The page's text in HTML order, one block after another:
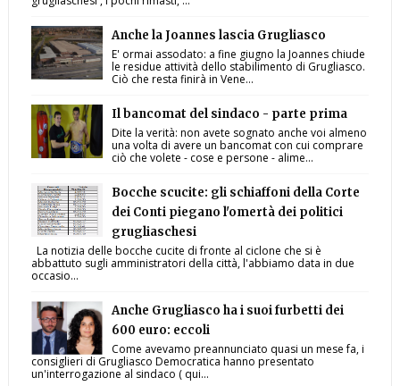
Anche la Joannes lascia Grugliasco
E' ormai assodato: a fine giugno la Joannes chiude
le residue attività dello stabilimento di Grugliasco.
Ciò che resta finirà in Vene...
Il bancomat del sindaco - parte prima
Dite la verità: non avete sognato anche voi almeno
una volta di avere un bancomat con cui comprare
ciò che volete - cose e persone - alime...
Bocche scucite: gli schiaffoni della Corte
dei Conti piegano l'omertà dei politici
grugliaschesi
La notizia delle bocche cucite di fronte al ciclone che si è
abbattuto sugli amministratori della città, l'abbiamo data in due
occasio...
Anche Grugliasco ha i suoi furbetti dei
600 euro: eccoli
Come avevamo preannunciato quasi un mese fa, i
consiglieri di Grugliasco Democratica hanno presentato
un'interrogazione al sindaco ( qui...